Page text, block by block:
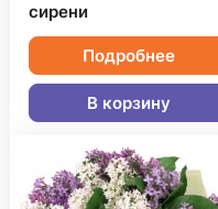
сирени
Подробнее
В корзину